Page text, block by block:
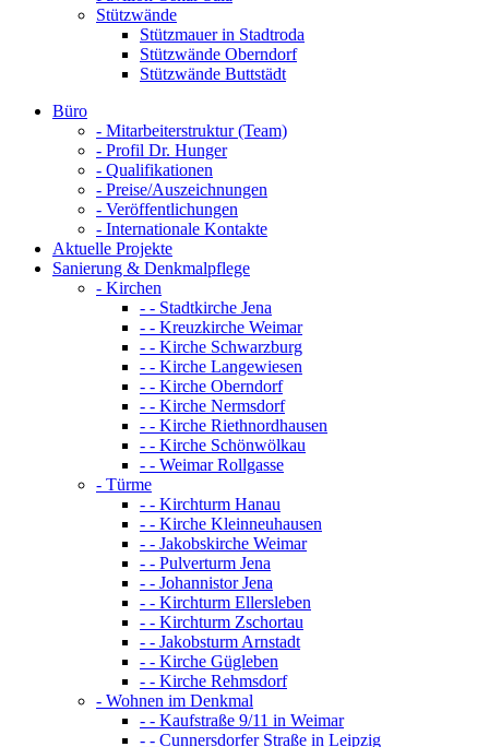
Stützwände
Stützmauer in Stadtroda
Stützwände Oberndorf
Stützwände Buttstädt
Büro
- Mitarbeiterstruktur (Team)
- Profil Dr. Hunger
- Qualifikationen
- Preise/Auszeichnungen
- Veröffentlichungen
- Internationale Kontakte
Aktuelle Projekte
Sanierung & Denkmalpflege
- Kirchen
- - Stadtkirche Jena
- - Kreuzkirche Weimar
- - Kirche Schwarzburg
- - Kirche Langewiesen
- - Kirche Oberndorf
- - Kirche Nermsdorf
- - Kirche Riethnordhausen
- - Kirche Schönwölkau
- - Weimar Rollgasse
- Türme
- - Kirchturm Hanau
- - Kirche Kleinneuhausen
- - Jakobskirche Weimar
- - Pulverturm Jena
- - Johannistor Jena
- - Kirchturm Ellersleben
- - Kirchturm Zschortau
- - Jakobsturm Arnstadt
- - Kirche Gügleben
- - Kirche Rehmsdorf
- Wohnen im Denkmal
- - Kaufstraße 9/11 in Weimar
- - Cunnersdorfer Straße in Leipzig